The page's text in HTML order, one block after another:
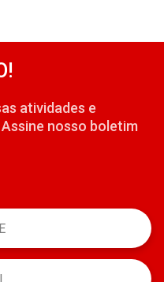
atividades e
nosso boletim